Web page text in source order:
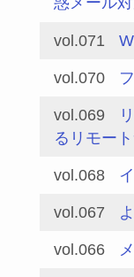
vol.071
vol.070
vol.069
るリモー
vol.068
vol.067
vol.066